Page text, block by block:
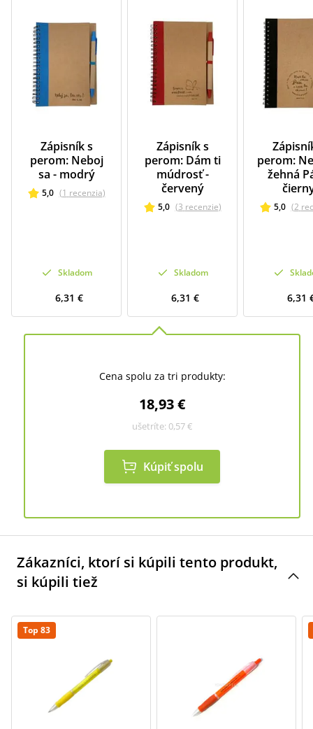
Zápisník s
perom: Neboj
sa - modrý
5,0 (1 recenzia)
Skladom
6,31 €
Zápisník s
perom: Dám ti
múdrosť -
červený
5,0 (3 recenzie)
Skladom
6,31 €
perom:
žehná
5,0 (2
6,31
Cena spolu za tri produkty:
18,93 €
ušetríte: 0,57 €
Kúpiť spolu
Zákazníci, ktorí si kúpili tento produkt,
si kúpili tiež
Top 83